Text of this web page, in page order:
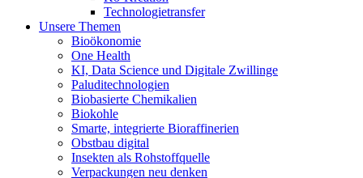
Technologietransfer
Unsere Themen
Bioökonomie
One Health
KI, Data Science und Digitale Zwillinge
Paluditechnologien
Biobasierte Chemikalien
Biokohle
Smarte, integrierte Bioraffinerien
Obstbau digital
Insekten als Rohstoffquelle
Verpackungen neu denken